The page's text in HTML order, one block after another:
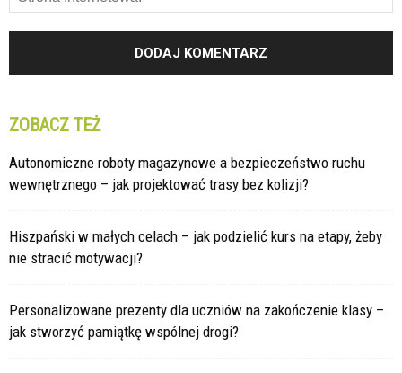
ZOBACZ TEŻ
Autonomiczne roboty magazynowe a bezpieczeństwo ruchu
wewnętrznego – jak projektować trasy bez kolizji?
Hiszpański w małych celach – jak podzielić kurs na etapy, żeby
nie stracić motywacji?
Personalizowane prezenty dla uczniów na zakończenie klasy –
jak stworzyć pamiątkę wspólnej drogi?